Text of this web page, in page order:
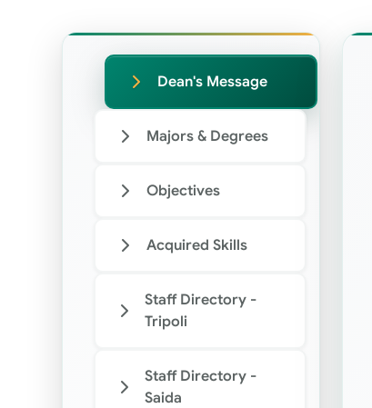
Dean's Message
Majors & Degrees
Objectives
Acquired Skills
Staff Directory -
Tripoli
Staff Directory -
Saida